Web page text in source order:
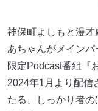
神保町よしもと漫
あちゃんがメイン
限定Podcast番組『
2024年1月より配信
たる、しっかり者